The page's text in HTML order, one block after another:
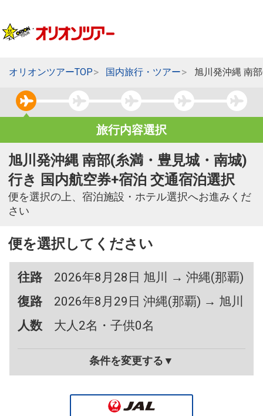
オリオンツアーTOP 国内旅行・ツアー 旭川発沖縄 南
旅行内容選択
旭川発沖縄 南部(糸満・豊見城・南城)
行き 国内航空券+宿泊 交通宿泊選択
便を選択の上、宿泊施設・ホテル選択へお進みくだ
さい
便を選択してください
往路
2026年8月28日 旭川 → 沖縄(那覇)
復路
2026年8月29日 沖縄(那覇) → 旭川
人数
大人2名・子供0名
条件を変更する▼